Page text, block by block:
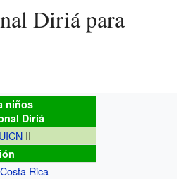
niños
Diriá
UICN II
Costa Rica